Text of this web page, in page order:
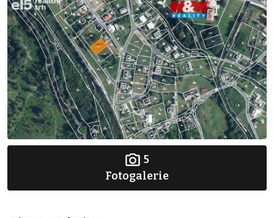
5
Fotogalerie